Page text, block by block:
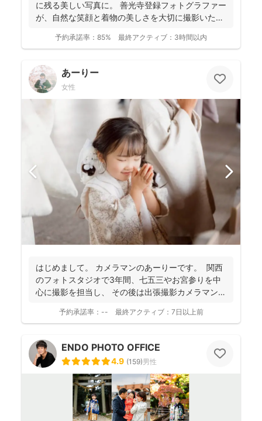
に残る美しい写真に。 善光寺登録フォトグラファー
が、自然な笑顔と着物の美しさを大切に撮影いたし
予約承諾率： 85% 最終アクティブ： 3時間以内
あーりー
女性
はじめまして。 カメラマンのあーりーです。 関西
のフォトスタジオで3年間、七五三やお宮参りを中
心に撮影を担当し、 その後は出張撮影カメラマンと
予約承諾率： -- 最終アクティブ： 7日以上前
ENDO PHOTO OFFICE
4.9 (159)男性